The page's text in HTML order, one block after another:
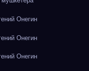
Онегин
Онегин
Онегин